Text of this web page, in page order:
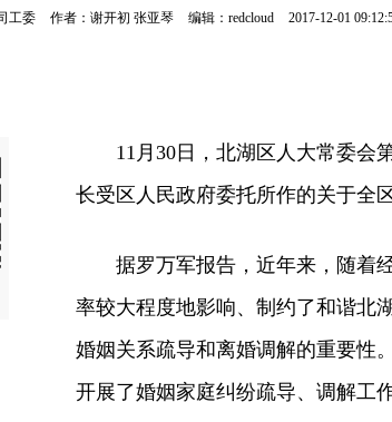
工委 作者：谢开初 张亚琴 编辑：redcloud 2017-12-01
11月30日，北湖区人大常委会
长受区人民政府委托所作的关于全
据罗万军报告，近年来，随着经
率较大程度地影响、制约了和谐北
婚姻关系疏导和离婚调解的重要性
开展了婚姻家庭纠纷疏导、调解工